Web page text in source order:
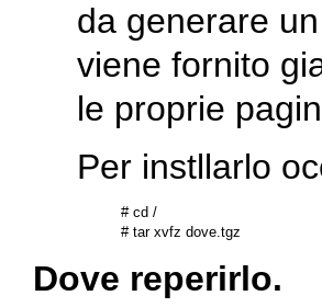
da generare
viene fornito
le proprie
Per instllarlo
# cd /
Dove reperirlo.